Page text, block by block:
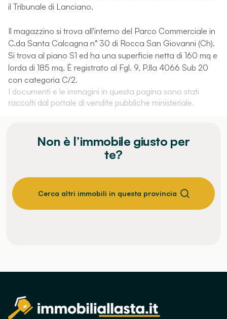
il Tribunale di Lanciano.
Il magazzino si trova all'interno del Parco Commerciale in
C.da Santa Calcagna n° 30 di Rocca San Giovanni (Ch).
Si trova al piano S1 ed ha una superficie netta di 160 mq e
lorda di 185 mq. È registrato al Fgl. 9, P.lla 4066 Sub 20
con categoria C/2.
I documenti e le immagini in questa pagina sono stati
raccolti dal portale di vendite pubbliche ministeriale.
Non è l’immobile giusto per
te?
Cerca altri immobili in questa provincia